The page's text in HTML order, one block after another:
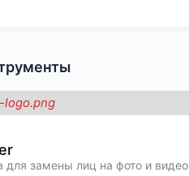
для замены лиц на фото и видео